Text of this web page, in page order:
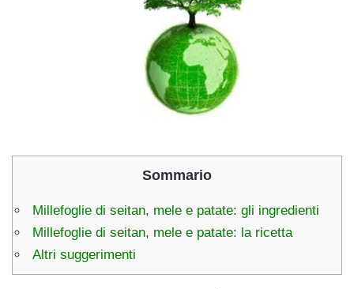
Sommario
Millefoglie di seitan, mele e patate: gli ingredienti
Millefoglie di seitan, mele e patate: la ricetta
Altri suggerimenti